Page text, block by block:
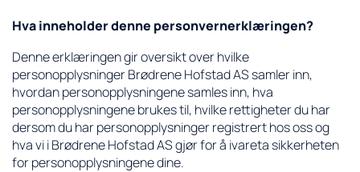
Hva inneholder denne personvernerklæringen?
Denne erklæringen gir oversikt over hvilke
personopplysninger Brødrene Hofstad AS samler inn,
hvordan personopplysningene samles inn, hva
personopplysningene brukes til, hvilke rettigheter du har
dersom du har personopplysninger registrert hos oss og
hva vi i Brødrene Hofstad AS gjør for å ivareta sikkerheten
for personopplysningene dine.